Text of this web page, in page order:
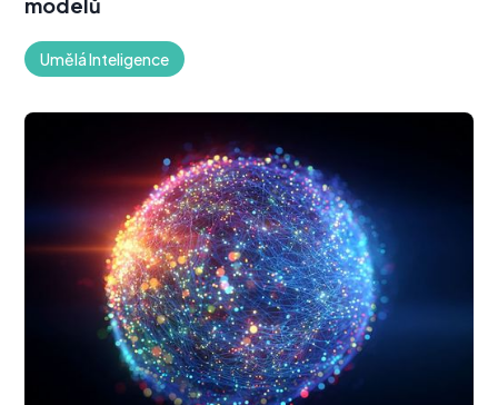
Umělá Inteligence